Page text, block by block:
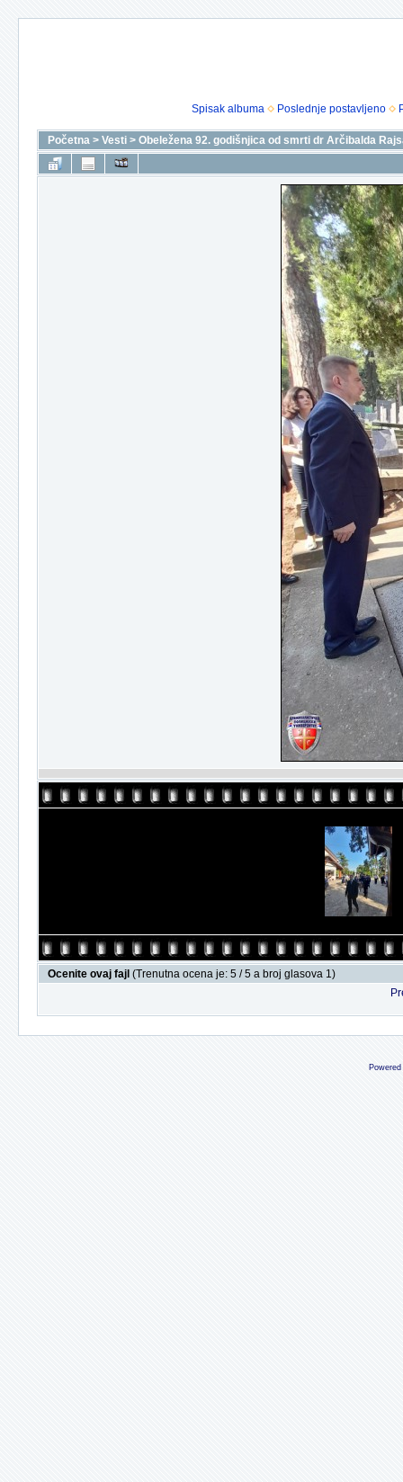
Spisak albuma Poslednje postavljeno
Početna > Vesti > Obeležena 92. godišnjica od smrti dr Arčibalda
Ocenite ovaj fajl (Trenutna ocena je: 5 / 5 a broj glasova 1)